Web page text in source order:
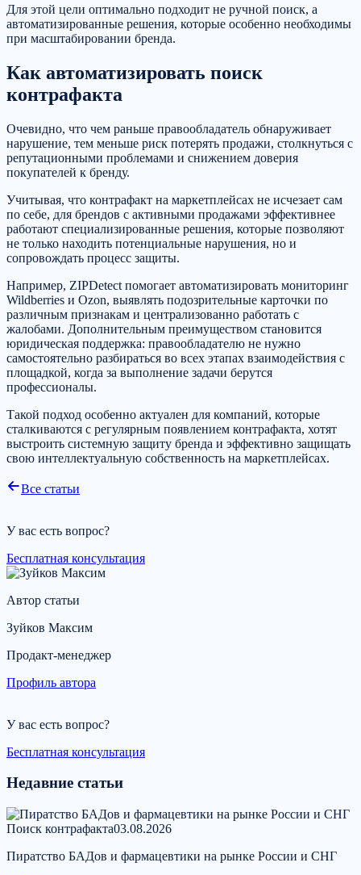
Для этой цели оптимально подходит не ручной поиск, а
автоматизированные решения, которые особенно необходимы
при масштабировании бренда.
Как автоматизировать поиск
контрафакта
Очевидно, что чем раньше правообладатель обнаруживает
нарушение, тем меньше риск потерять продажи, столкнуться с
репутационными проблемами и снижением доверия
покупателей к бренду.
Учитывая, что контрафакт на маркетплейсах не исчезает сам
по себе, для брендов с активными продажами эффективнее
работают специализированные решения, которые позволяют
не только находить потенциальные нарушения, но и
сопровождать процесс защиты.
Например, ZIPDetect помогает автоматизировать мониторинг
Wildberries и Ozon, выявлять подозрительные карточки по
различным признакам и централизованно работать с
жалобами. Дополнительным преимуществом становится
юридическая поддержка: правообладателю не нужно
самостоятельно разбираться во всех этапах взаимодействия с
площадкой, когда за выполнение задачи берутся
профессионалы.
Такой подход особенно актуален для компаний, которые
сталкиваются с регулярным появлением контрафакта, хотят
выстроить системную защиту бренда и эффективно защищать
свою интеллектуальную собственность на маркетплейсах.
Все статьи
У вас есть вопрос?
Бесплатная консультация
Автор статьи
Зуйков Максим
Продакт-менеджер
Профиль автора
У вас есть вопрос?
Бесплатная консультация
Недавние статьи
Поиск контрафакта03.08.2026
Пиратство БАДов и фармацевтики на рынке России и СНГ